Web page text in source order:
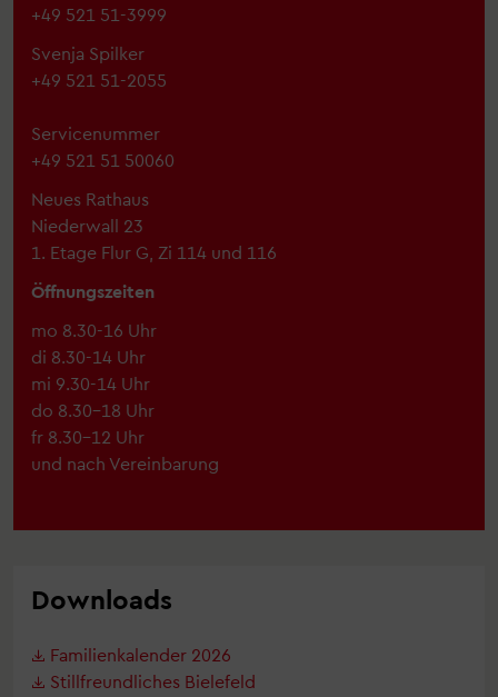
+49 521 51-3999
Svenja Spilker
+49 521 51-2055
Servicenummer
+49 521 51 50060
Neues Rathaus
Niederwall 23
1. Etage Flur G, Zi 114 und 116
Öffnungszeiten
mo 8.30-16 Uhr
di 8.30-14 Uhr
mi 9.30-14 Uhr
do 8.30–18 Uhr
fr 8.30–12 Uhr
und nach Vereinbarung
Downloads
Familienkalender 2026
Stillfreundliches Bielefeld